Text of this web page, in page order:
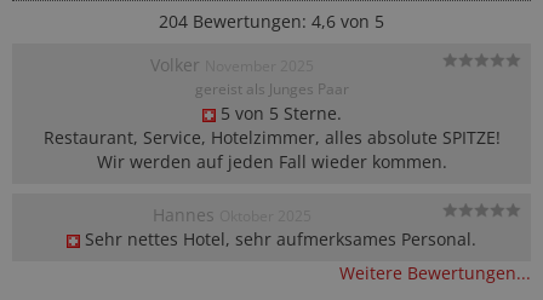
204 Bewertungen: 4,6 von 5
Volker
gereist als Junges Paar
5 von 5 Sterne.
Restaurant, Service, Hotelzimmer, alles absolute SPITZE!
Wir werden auf jeden Fall wieder kommen.
Hannes
Sehr nettes Hotel, sehr aufmerksames Personal.
Weitere Bewertungen...